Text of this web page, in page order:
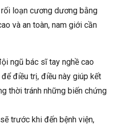
loạn cương dương bằng
và an toàn, nam giới cần
ngũ bác sĩ tay nghề cao
điều trị, điều này giúp kết
thời tránh những biến chứng
trước khi đến bệnh viện,